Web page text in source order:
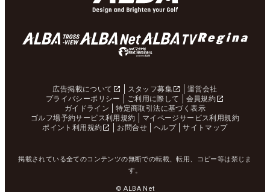
広告掲載について スタッフ募集
運営会社
プライバシーポリシー
ご利用に際して
会員規約
ガイドライン
特定商取引法に基づく表示
ゴルフ場予約サービス利用規約
マイページサービス利用規約
ポイント利用規約
お問合せ ヘルプ サイトマップ
掲載されている全てのコンテンツの無断での転載、転用、コピー等は禁じま
す。
© ALBA Net